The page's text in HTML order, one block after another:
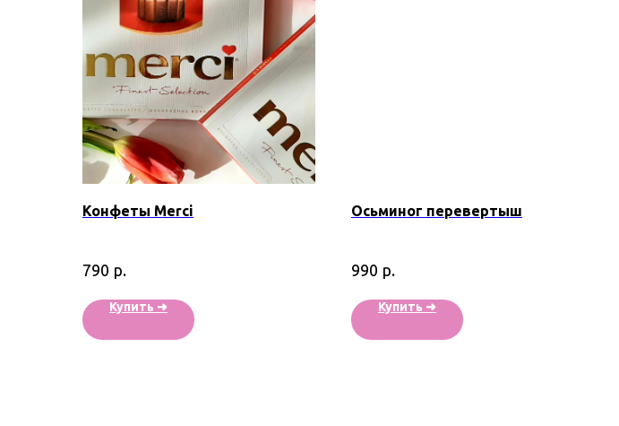
Конфеты Merci
790 р.
Купить ➜
Осьминог перевертыш
990 р.
Купить ➜